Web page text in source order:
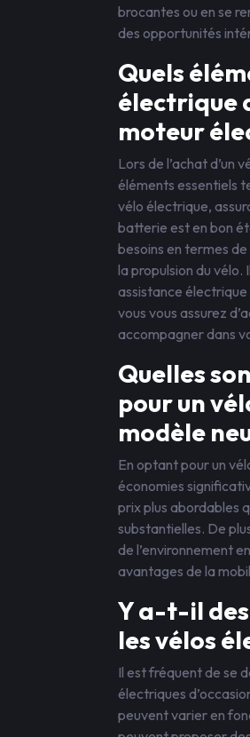
brocantes ou en se
des opportunités
Quels
électrique
moteur
Lors de l’achat d’un
éléments essentiels
vélo électrique,
batterie est en bon
besoins en termes
la propulsion du
assistance
vous vous assurez
accompagner dans
Quelles
pour un
modèle
En optant pour un
économies
prix plus abordables
substantielles. De
de l’environnement
avantages de la
Y a-t-il
les vélos
Il est fréquent de se
électriques
peuvent varier en